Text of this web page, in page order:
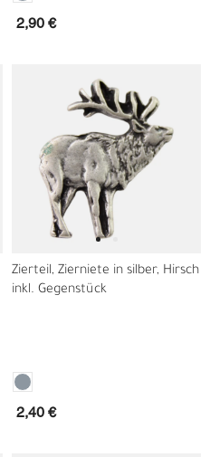
2,90 €
Zierteil, Zierniete in silber, Hirsch
inkl. Gegenstück
2,40 €